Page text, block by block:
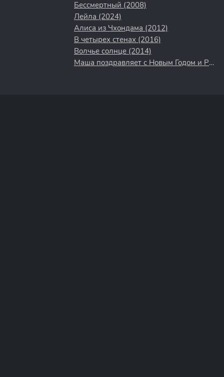
Бессмертный (2008)
Лейла (2024)
Алиса из Чхондама (2012)
В четырех стенах (2016)
Волчье солнце (2014)
Маша поздравляет с Новым Годом и Рождеством (2017)